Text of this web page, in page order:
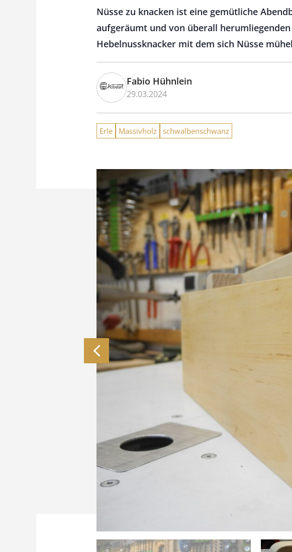
Nüsse zu knacken ist eine gemütliche
aufgeräumt und von überall
Hebelnussknacker mit dem sich Nüsse
Fabio Hühnlein
29.03.2024
Erle Massivholz schwalbenschwanz